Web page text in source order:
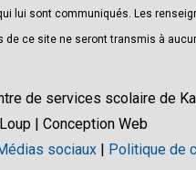
© Gouvernement du Québec, 2026